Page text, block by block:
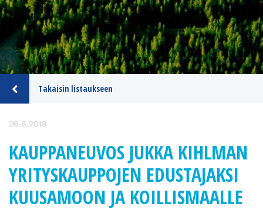
Takaisin listaukseen
26.6.2019
KAUPPANEUVOS JUKKA KIHLMAN
YRITYSKAUPPOJEN EDUSTAJAKSI
KUUSAMOON JA KOILLISMAALLE